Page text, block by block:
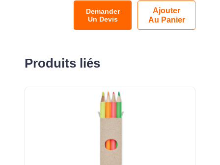
Demander
Un Devis
Ajouter
Au Panier
Produits liés